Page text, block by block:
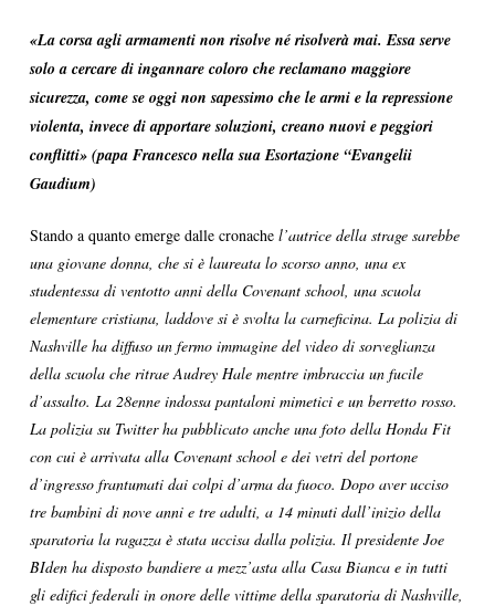
«La corsa agli armamenti non risolve né risolverà mai. Essa serve
solo a cercare di ingannare coloro che reclamano maggiore
sicurezza, come se oggi non sapessimo che le armi e la repressione
violenta, invece di apportare soluzioni, creano nuovi e peggiori
conflitti» (papa Francesco nella sua Esortazione “Evangelii
Gaudium)
Stando a quanto emerge dalle cronache l’autrice della strage sarebbe
una giovane donna, che si è laureata lo scorso anno, una ex
studentessa di ventotto anni della Covenant school, una scuola
elementare cristiana, laddove si è svolta la carneficina. La polizia di
Nashville ha diffuso un fermo immagine del video di sorveglianza
della scuola che ritrae Audrey Hale mentre imbraccia un fucile
d’assalto. La 28enne indossa pantaloni mimetici e un berretto rosso.
La polizia su Twitter ha pubblicato anche una foto della Honda Fit
con cui è arrivata alla Covenant school e dei vetri del portone
d’ingresso frantumati dai colpi d’arma da fuoco. Dopo aver ucciso
tre bambini di nove anni e tre adulti, a 14 minuti dall’inizio della
sparatoria la ragazza è stata uccisa dalla polizia. Il presidente Joe
BIden ha disposto bandiere a mezz’asta alla Casa Bianca e in tutti
gli edifici federali in onore delle vittime della sparatoria di Nashville,